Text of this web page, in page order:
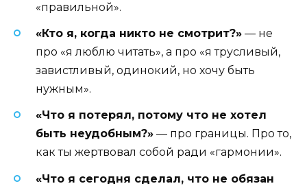
«правильной».
«Кто я, когда никто не смотрит?» — не
про «я люблю читать», а про «я трусливый,
завистливый, одинокий, но хочу быть
нужным».
«Что я потерял, потому что не хотел
быть неудобным?» — про границы. Про то,
как ты жертвовал собой ради «гармонии».
«Что я сегодня сделал, что не обязан